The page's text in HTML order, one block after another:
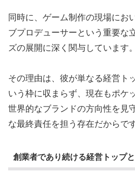
同時に、ゲーム制作の現場にお
ブプロデューサーという重要な
ズの展開に深く関与しています。
その理由は、彼が単なる経営ト
いう枠に収まらず、現在もポケ
世界的なブランドの方向性を見
な最終責任を担う存在だからです
創業者であり続ける経営トップ